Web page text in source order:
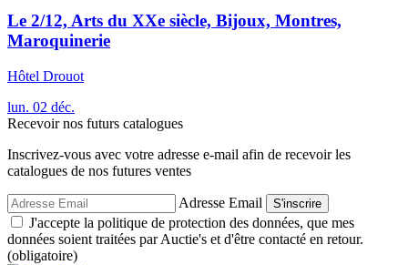
Le 2/12, Arts du XXe siècle, Bijoux, Montres,
Maroquinerie
Hôtel Drouot
lun. 02 déc.
Recevoir nos futurs catalogues
Inscrivez-vous avec votre adresse e-mail afin de recevoir les
catalogues de nos futures ventes
Adresse Email S'inscrire
J'accepte la politique de protection des données, que mes
données soient traitées par Auctie's et d'être contacté en retour.
(obligatoire)